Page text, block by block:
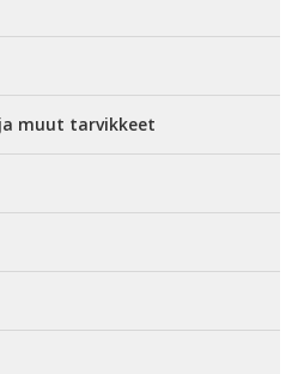
muut tarvikkeet